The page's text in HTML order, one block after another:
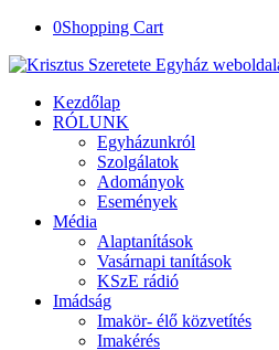
0Shopping Cart
Kezdőlap
RÓLUNK
Egyházunkról
Szolgálatok
Adományok
Események
Média
Alaptanítások
Vasárnapi tanítások
KSzE rádió
Imádság
Imakör- élő közvetítés
Imakérés